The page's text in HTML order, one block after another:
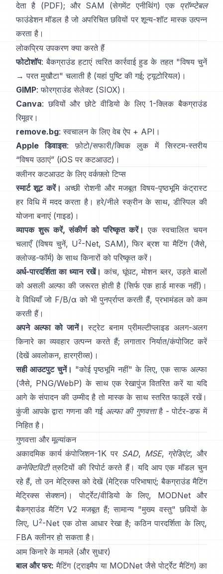
देता है (PDF); और SAM (सेगमेंट एनीथिंग) एक
प्रॉम्प्टेबल
फाउंडेशन मॉडल है जो अपरिचित छवियों पर शून्य-शॉट मास्क उत्पन्न
करता है।
लोकप्रिय उपकरण क्या करते हैं
फोटोशॉप:बैकग्राउंड हटाएंत्वरित कार्रवाई हुड के तहत "विषय चुनें
→ परत मुखौटा" चलाती है (यहां पुष्टि की गई; ट्यूटोरियल)।
GIMP:फोरग्राउंड सेलेक्ट(SIOX)।
Canva: छवियों और छोटे वीडियो के लिए 1-क्लिक बैकग्राउंड
रिमूवर ।
remove.bg: स्वचालन के लिए वेब ऐप + API ।
Apple डिवाइस: फ़ोटो/सफारी/क्विक लुक में सिस्टम-स्तरीय
“विषय उठाएं” (iOS पर कटआउट)।
क्लीनर कटआउट के लिए वर्कफ़्लो टिप्स
स्मार्ट शूट करें। अच्छी रोशनी और मजबूत विषय-पृष्ठभूमि कंट्रास्ट
हर विधि में मदद करता है। हरे/नीले स्क्रीन के साथ, डीस्पिल की
योजना बनाएं (गाइड)।
व्यापक शुरू करें, संकीर्ण को परिष्कृत करें। एक स्वचालित चयन
चलाएँ (विषय चुनें, U2-Net, SAM), फिर ब्रश या मैटिंग (जैसे,
क्लोज्ड-फॉर्म) के साथ किनारों को परिष्कृत करें।
अर्ध-पारदर्शिता का ध्यान रखें। कांच, घूंघट, मोशन ब्लर, उड़ते बालों
को असली अल्फा की जरूरत होती है (सिर्फ एक हार्ड मास्क नहीं)।
वे विधियाँ जो F/B/α को भी पुनर्प्राप्त करती हैं, प्रभामंडल को कम
करती हैं।
अपने अल्फा को जानें। स्ट्रेट बनाम प्रीमल्टीप्लाइड अलग-अलग
किनारे का व्यवहार उत्पन्न करते हैं; लगातार निर्यात/कंपोजिट करें
(देखें अवलोकन, हारग्रीव्स)।
सही आउटपुट चुनें। "कोई पृष्ठभूमि नहीं" के लिए, एक साफ अल्फा
(जैसे, PNG/WebP) के साथ एक रेखापुंज वितरित करें या यदि
आगे के संपादन की उम्मीद है तो मास्क के साथ स्तरित फाइलें रखें।
कुंजी आपके द्वारा गणना की गई अल्फा की गुणवत्ताहै -पोर्टर-डफ में
निहित है।
गुणवत्ता और मूल्यांकन
अकादमिक कार्यकंपोजिशन-1K पर SAD, MSE, ग्रेडिएंट, और
कनेक्टिविटीत्रुटियों की रिपोर्ट करते हैं। यदि आप एक मॉडल चुन
रहे हैं, तो उन मेट्रिक्स को देखें (मेट्रिक परिभाषाएं; बैकग्राउंड मैटिंग
मेट्रिक्स सेक्शन)। पोर्ट्रेट/वीडियो के लिए, MODNetऔर
बैकग्राउंड मैटिंग V2 मजबूत हैं; सामान्य "मुख्य वस्तु" छवियों के
लिए, U 2-Net एक ठोस आधार रेखा है; कठिन पारदर्शिता के लिए,
FBA क्लीनर हो सकता है।
आम किनारे के मामले (और सुधार)
बाल और फर: मैटिंग (ट्राइमैप या MODNetजैसे पोर्ट्रेट मैटिंग) का